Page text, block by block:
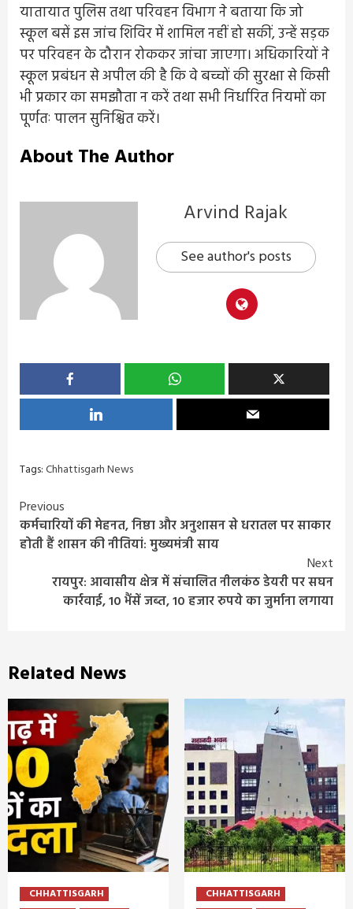
यातायात पुलिस तथा परिवहन विभाग ने बताया कि जो
स्कूल बसें इस जांच शिविर में शामिल नहीं हो सकीं, उन्हें सड़क
पर परिवहन के दौरान रोककर जांचा जाएगा। अधिकारियों ने
स्कूल प्रबंधन से अपील की है कि वे बच्चों की सुरक्षा से किसी
भी प्रकार का समझौता न करें तथा सभी निर्धारित नियमों का
पूर्णतः पालन सुनिश्चित करें।
About The Author
Arvind Rajak
See author's posts
Tags:Chhattisgarh News
Continue
Reading
Previous
कर्मचारियों की मेहनत, निष्ठा और अनुशासन से धरातल पर साकार
होती हैं शासन की नीतियां: मुख्यमंत्री साय
Next
रायपुर: आवासीय क्षेत्र में संचालित नीलकंठ डेयरी पर सघन
कार्रवाई, 10 भैंसें जब्त, 10 हजार रुपये का जुर्माना लगाया
Related News
CHHATTISGARH
CHHATTISGARH